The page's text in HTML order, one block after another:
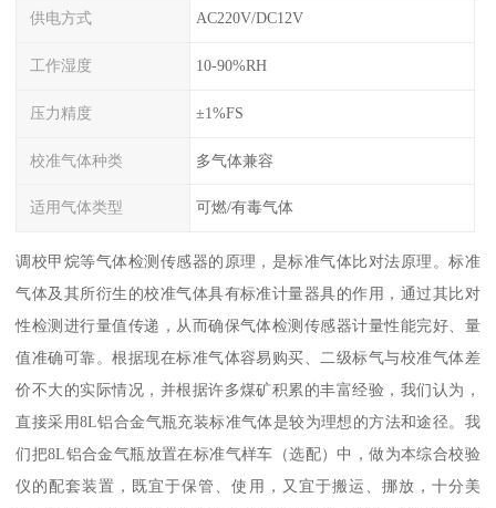
供电方式 AC220V/DC12V
工作湿度 10-90%RH
压力精度 ±1%FS
校准气体种类 多气体兼容
适用气体类型 可燃/有毒气体
调校甲烷等气体检测传感器的原理，是标准气体比对法原理。标准
气体及其所衍生的校准气体具有标准计量器具的作用，通过其比对
性检测进行量值传递，从而确保气体检测传感器计量性能完好、量
值准确可靠。根据现在标准气体容易购买、二级标气与校准气体差
价不大的实际情况，并根据许多煤矿积累的丰富经验，我们认为，
直接采用8L铝合金气瓶充装标准气体是较为理想的方法和途径。我
们把8L铝合金气瓶放置在标准气样车（选配）中，做为本综合校验
仪的配套装置，既宜于保管、使用，又宜于搬运、挪放，十分美